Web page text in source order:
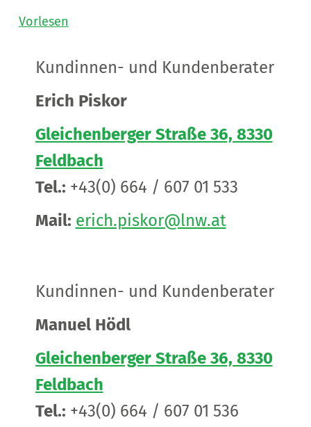
Vorlesen
Kundinnen- und Kundenberater
Erich Piskor
Gleichenberger Straße 36, 8330
Feldbach
Tel.: +43(0) 664 / 607 01 533
Mail: erich.piskor@lnw.at
Kundinnen- und Kundenberater
Manuel Hödl
Gleichenberger Straße 36, 8330
Feldbach
Tel.: +43(0) 664 / 607 01 536